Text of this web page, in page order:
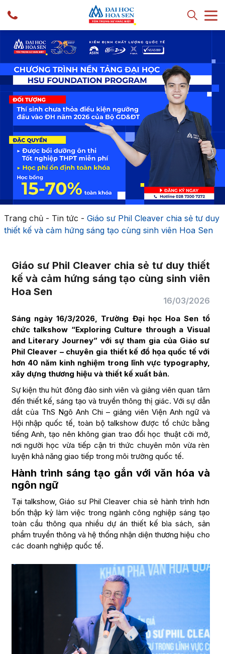
Trang chủ- Tin tức - Giáo sư Phil Cleaver chia sẻ tư duy
thiết kế và cảm hứng sáng tạo cùng sinh viên Hoa Sen
Giáo sư Phil Cleaver chia sẻ tư duy thiết
kế và cảm hứng sáng tạo cùng sinh viên
Hoa Sen
16/03/2026
Sáng ngày 16/3/2026, Trường Đại học Hoa Sen tổ
chức talkshow “Exploring Culture through a Visual
and Literary Journey” với sự tham gia của Giáo sư
Phil Cleaver – chuyên gia thiết kế đồ họa quốc tế với
hơn 40 năm kinh nghiệm trong lĩnh vực typography,
xây dựng thương hiệu và thiết kế xuất bản.
Sự kiện thu hút đông đảo sinh viên và giảng viên quan tâm
đến thiết kế, sáng tạo và truyền thông thị giác. Với sự dẫn
dắt của ThS Ngô Anh Chi – giảng viên Viện Anh ngữ và
Hội nhập quốc tế, toàn bộ talkshow được tổ chức bằng
tiếng Anh, tạo nên không gian trao đổi học thuật cởi mở,
nơi người học vừa tiếp cận tri thức chuyên môn vừa rèn
luyện khả năng giao tiếp trong môi trường quốc tế.
Hành trình sáng tạo gắn với văn hóa và
ngôn ngữ
Tại talkshow, Giáo sư Phil Cleaver chia sẻ hành trình hơn
bốn thập kỷ làm việc trong ngành công nghiệp sáng tạo
toàn cầu thông qua nhiều dự án thiết kế bìa sách, sản
phẩm truyền thông và hệ thống nhận diện thương hiệu cho
các doanh nghiệp quốc tế.